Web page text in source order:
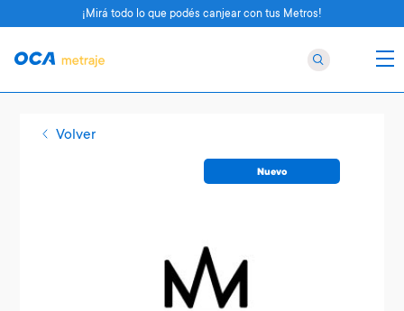
Volver
Nuevo
¡Mirá todo lo que podés canjear con tus Metros!